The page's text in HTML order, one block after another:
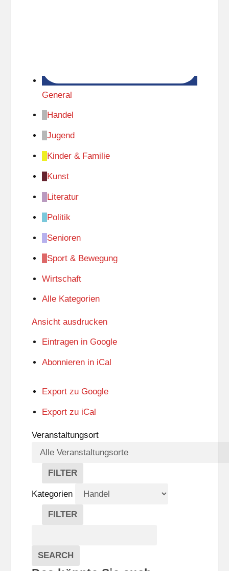
General
Handel
Jugend
Kinder & Familie
Kunst
Literatur
Politik
Senioren
Sport & Bewegung
Wirtschaft
Alle Kategorien
Ansicht ausdrucken
Eintragen in Google
Abonnieren in iCal
Export zu Google
Export zu iCal
Veranstaltungsort
FILTER
V
E
R
A
A
L
Kategorien
FILTER
E
G
Veranstaltungen
SEARCH